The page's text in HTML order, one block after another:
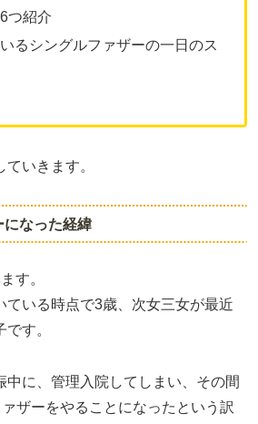
つ紹介
るシングルファザーの一日のス
いきます。
になった経緯
す。
ている時点で3歳、次女三女が最近
す。
中に、管理入院してしまい、その間
ザーをやることになったという訳